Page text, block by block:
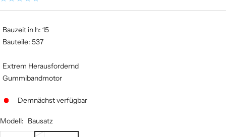
Bauzeit in h: 15
Bauteile: 537
Extrem Herausfordernd
Gummibandmotor
Demnächst verfügbar
Modell: Bausatz